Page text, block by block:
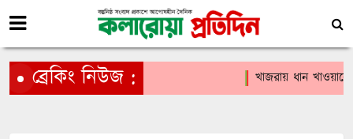
ব্রেকিং নিউজ : খাজরায় ধান